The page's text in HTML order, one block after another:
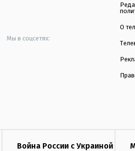
Мы в соцсетях:
О
Война России с Украиной